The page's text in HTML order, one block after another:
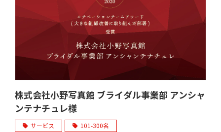
無料セミナー
お役立ち資料
コラム記事
組織人事メディア
株式会社小野写真館 ブライダル事業部 アンシャ
ンテナチュレ様
サービス 101-300名